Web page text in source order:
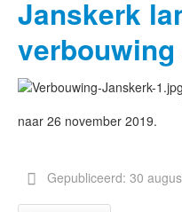
Janskerk
naar 26 november 2019.
Gepubliceerd: 30